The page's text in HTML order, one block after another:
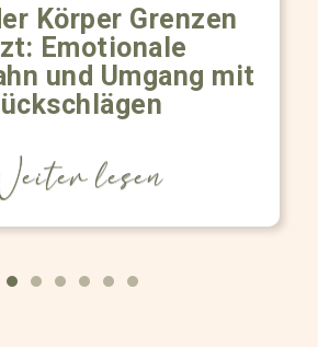
Körper Grenzen
Emotionale
und Umgang mit
lesen